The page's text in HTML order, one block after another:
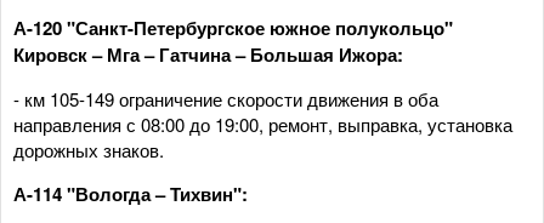
А-120 "Санкт-Петербургское южное полукольцо"
Кировск – Мга – Гатчина – Большая Ижора:
- км 105-149 ограничение скорости движения в оба
направления с 08:00 до 19:00, ремонт, выправка, установка
дорожных знаков.
А-114 "Вологда – Тихвин":